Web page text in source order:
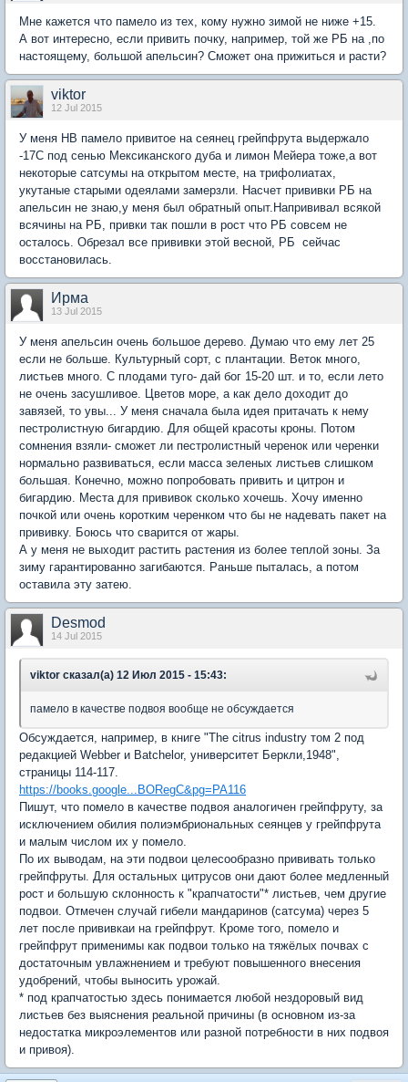
Мне кажется что памело из тех, кому нужно зимой не ниже +15.
А вот интересно, если привить почку, например, той же РБ на ,по
настоящему, большой апельсин? Сможет она прижиться и расти?
viktor
12 Jul 2015
У меня НВ памело привитое на сеянец грейпфрута выдержало
-17С под сенью Мексиканского дуба и лимон Мейера тоже,а вот
некоторые сатсумы на открытом месте, на трифолиатах,
укутаные старыми одеялами замерзли. Насчет прививки РБ на
апельсин не знаю,у меня был обратный опыт.Напрививал всякой
всячины на РБ, привки так пошли в рост что РБ совсем не
осталось. Обрезал все прививки этой весной, РБ сейчас
восстановилась.
Ирма
13 Jul 2015
У меня апельсин очень большое дерево. Думаю что ему лет 25
если не больше. Культурный сорт, с плантации. Веток много,
листьев много. С плодами туго- дай бог 15-20 шт. и то, если лето
не очень засушливое. Цветов море, а как дело доходит до
завязей, то увы... У меня сначала была идея притачать к нему
пестролистную бигардию. Для общей красоты кроны. Потом
сомнения взяли- сможет ли пестролистный черенок или черенки
нормально развиваться, если масса зеленых листьев слишком
большая. Конечно, можно попробовать привить и цитрон и
бигардию. Места для прививок сколько хочешь. Хочу именно
почкой или очень коротким черенком что бы не надевать пакет на
прививку. Боюсь что сварится от жары.
А у меня не выходит растить растения из более теплой зоны. За
зиму гарантированно загибаются. Раньше пыталась, а потом
оставила эту затею.
Desmod
14 Jul 2015
viktor сказал(а) 12 Июл 2015 - 15:43:
памело в качестве подвоя вообще не обсуждается
Обсуждается, например, в книге "The citrus industry том 2 под
редакцией Webber и Batchelor, университет Беркли,1948",
страницы 114-117.
https://books.google...BORegC&pg=PA116
Пишут, что помело в качестве подвоя аналогичен грейпфруту, за
исключением обилия полиэмбриональных сеянцев у грейпфрута
и малым числом их у помело.
По их выводам, на эти подвои целесообразно прививать только
грейпфруты. Для остальных цитрусов они дают более медленный
рост и большую склонность к "крапчатости"* листьев, чем другие
подвои. Отмечен случай гибели мандаринов (сатсума) через 5
лет после прививкаи на грейпфрут. Кроме того, помело и
грейпфрут применимы как подвои только на тяжёлых почвах с
достаточным увлажнением и требуют повышенного внесения
удобрений, чтобы выносить урожай.
* под крапчатостью здесь понимается любой нездоровый вид
листьев без выяснения реальной причины (в основном из-за
недостатка микроэлементов или разной потребности в них подвоя
и привоя).